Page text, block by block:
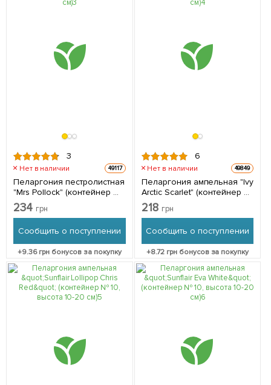
3
Нет в наличии 49117
Пеларгония пестролистная
"Mrs Pollock" (контейнер №
10, высота 10-20 см) 1
саженец в упаковке
234 грн
Сообщить о поступлении
+9.36грн бонусов за покупку
6
Нет в наличии 49849
Пеларгония ампельная "Ivy
Arctic Scarlet" (контейнер №
10, высота 10-20 см) 1
саженец в упаковке
218 грн
Сообщить о поступлении
+8.72грн бонусов за покупку